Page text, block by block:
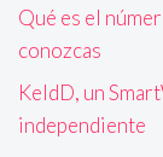
Qué es el
conozcas
KeldD, un
independiente